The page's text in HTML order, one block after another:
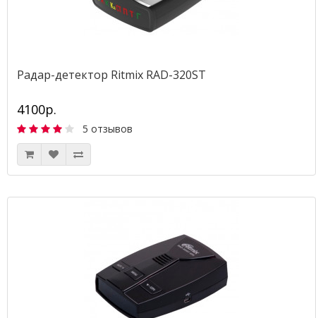
Радар-детектор Ritmix RAD-320ST
4100р.
5 отзывов